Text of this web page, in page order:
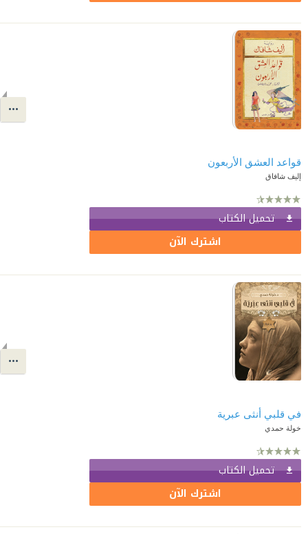
قواعد العشق الأربعون
إليف شافاق
تحميل الكتاب
اشترك الآن
في قلبي أنثى عبرية
خولة حمدي
تحميل الكتاب
اشترك الآن